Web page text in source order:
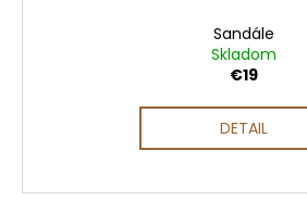
Sandále
Skladom
€19
DETAIL